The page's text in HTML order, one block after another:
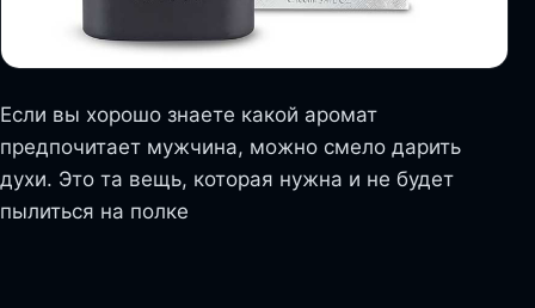
Если вы хорошо знаете какой аромат
предпочитает мужчина, можно смело дарить
духи. Это та вещь, которая нужна и не будет
пылиться на полке